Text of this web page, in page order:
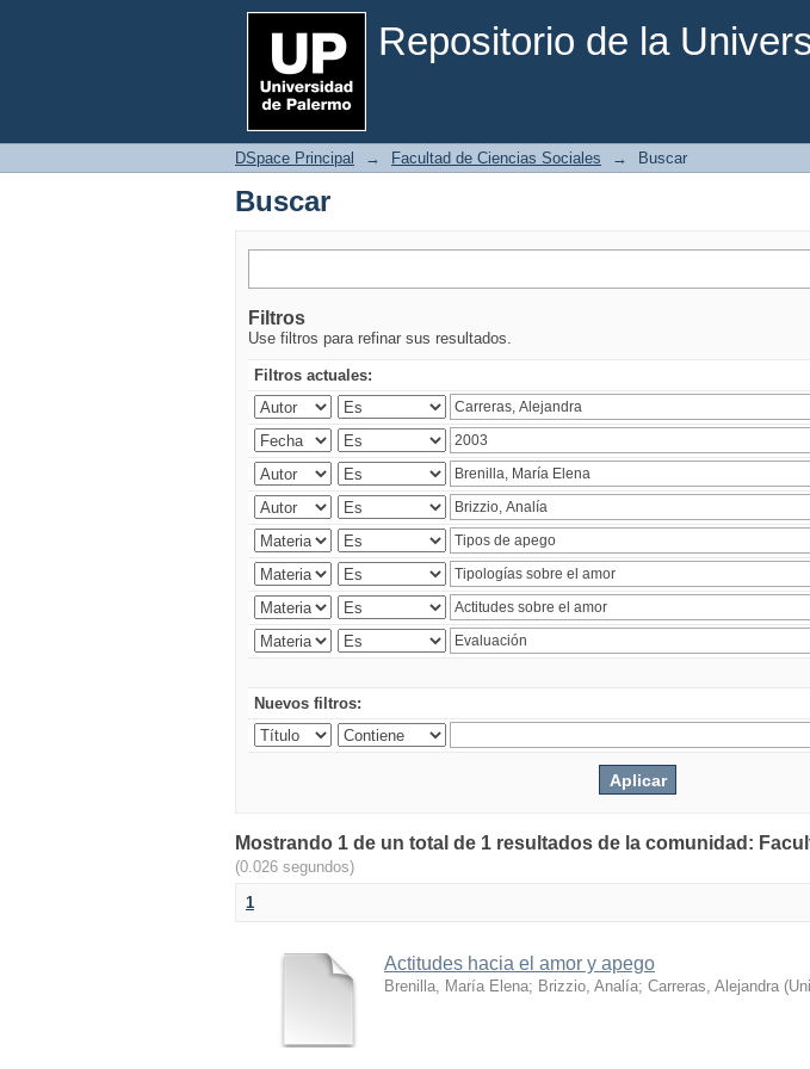
Repositorio de la
Buscar
DSpace Principal → Facultad de Ciencias Sociales → Buscar
Buscar
Filtros
Use filtros para refinar sus resultados.
Filtros actuales:
Nuevos filtros:
Mostrando 1 de un total de 1 resultados de la comunidad:
(0.026 segundos)
1
Actitudes hacia el amor y apego
Brenilla, María Elena; Brizzio, Analía; Carreras, Alejandra (